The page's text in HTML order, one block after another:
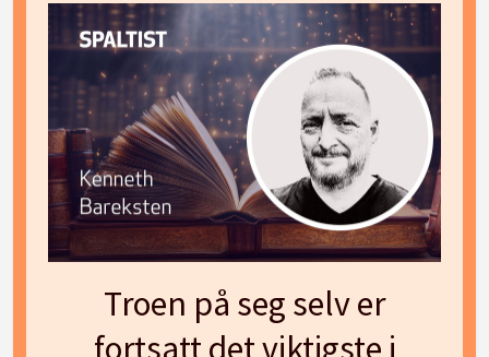
Troen på seg selv er